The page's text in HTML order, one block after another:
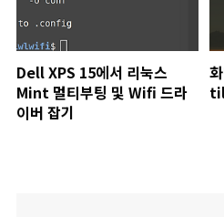
Dell XPS 15에서 리눅스
Mint 멀티부팅 및 Wifi 드라
이버 잡기